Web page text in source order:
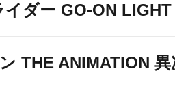
ダー GO-ON LIGHT
THE ANIMATION